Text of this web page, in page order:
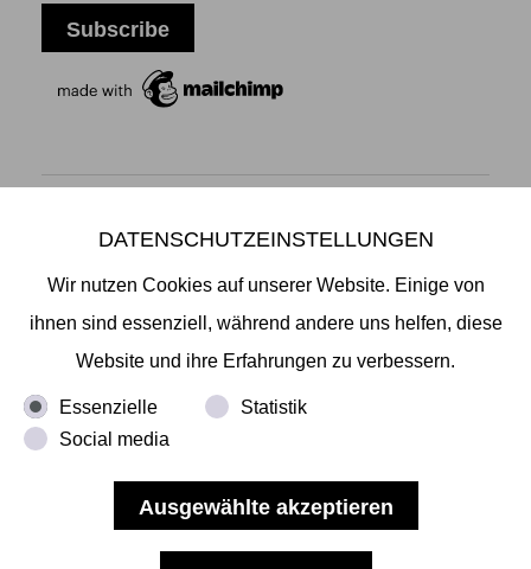
Mikiko Sato Gallery ı Klosterwall 13 ı 20095 Hamburg
Öffnungszeiten:
Di - Fr 13.00 - 19.00 ı Sa 13.00 - 18.00 u.n.V
vorbehalten.
DATENSCHUTZEINSTELLUNGEN
Wir nutzen Cookies auf unserer Website. Einige von
ihnen sind essenziell, während andere uns helfen, diese
Website und ihre Erfahrungen zu verbessern.
Essenzielle
Statistik
Social media